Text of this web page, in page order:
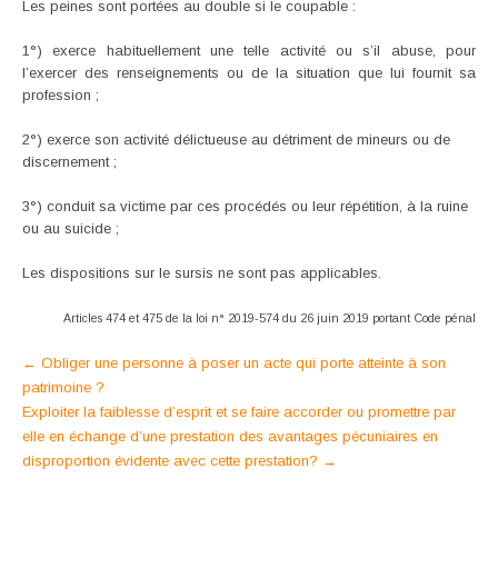
Les peines sont portées au double si le coupable :
1°) exerce habituellement une telle activité ou s’il abuse, pour
l’exercer des renseignements ou de la situation que lui fournit sa
profession ;
2°) exerce son activité délictueuse au détriment de mineurs ou de
discernement ;
3°) conduit sa victime par ces procédés ou leur répétition, à la ruine
ou au suicide ;
Les dispositions sur le sursis ne sont pas applicables.
Articles 474 et 475 de la loi n° 2019-574 du 26 juin 2019 portant Code pénal
Post
navigation
← Obliger une personne à poser un acte qui porte atteinte à son
patrimoine ?
Exploiter la faiblesse d’esprit et se faire accorder ou promettre par
elle en échange d’une prestation des avantages pécuniaires en
disproportion évidente avec cette prestation? →